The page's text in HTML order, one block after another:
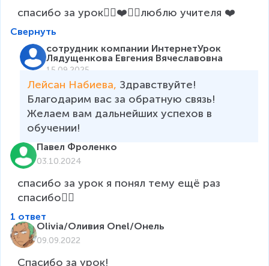
спасибо за урок👍🏻❤️😍🙂люблю учителя ❤️
Свернуть
сотрудник компании ИнтернетУрок
Лядущенкова Евгения Вячеславовна
15.09.2025
Лейсан Набиева, Здравствуйте!
Благодарим вас за обратную связь!
Желаем вам дальнейших успехов в
обучении!
Павел Фроленко
03.10.2024
спасибо за урок я понял тему ещё раз
спасибо👍🏻
1 ответ
Olivia/Оливия Onel/Онель
09.09.2022
Спасибо за урок!